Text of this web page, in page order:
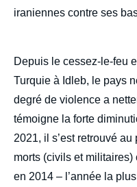
iraniennes contre ses
Depuis le cessez-le-feu
Turquie à Idleb, le pays
degré de violence a
témoigne la forte
2021, il s’est retrouvé
morts (civils et
en 2014 – l’année la